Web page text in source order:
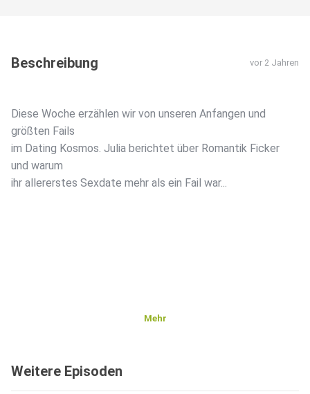
Beschreibung vor 2 Jahren
Diese Woche erzählen wir von unseren Anfangen und
größten Fails
im Dating Kosmos. Julia berichtet über Romantik Ficker
und warum
ihr allererstes Sexdate mehr als ein Fail war...
Mehr
Weitere Episoden